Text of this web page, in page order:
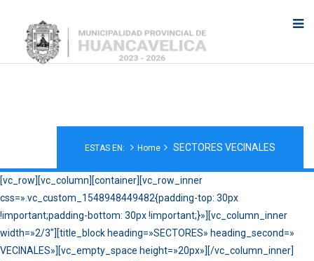
ESTAS EN: Home SECTORES VECINALES
[vc_row][vc_column][container][vc_row_inner
css=».vc_custom_1548948449482{padding-top: 30px
!important;padding-bottom: 30px !important;}»][vc_column_inner
width=»2/3″][title_block heading=»SECTORES» heading_second=»
VECINALES»][vc_empty_space height=»20px»][/vc_column_inner]